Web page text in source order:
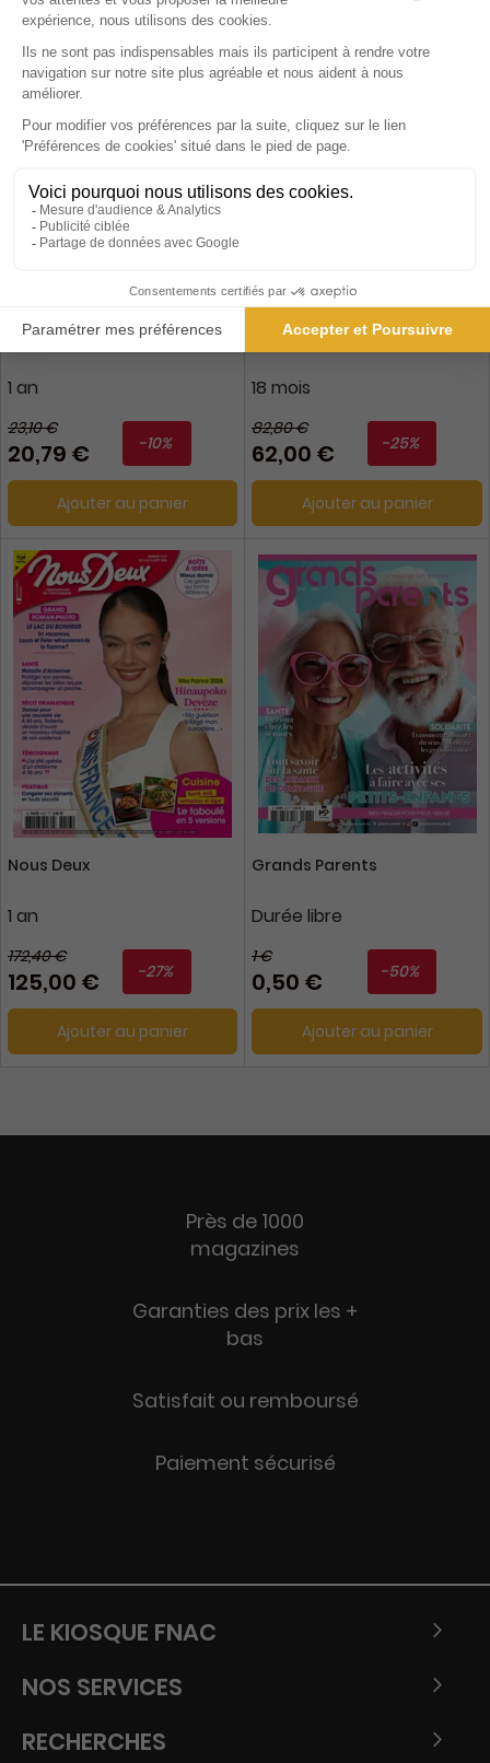
Plenior
1 an
23,10 €
20,79 € -10%
Ajouter au panier
Pleine Vie
18 mois
82,80 €
62,00 € -25%
Ajouter au panier
Nous Deux
1 an
172,40 €
125,00 € -27%
Ajouter au panier
Grands Parents
Durée libre
1 €
0,50 € -50%
Ajouter au panier
Près de 1000
magazines
Garanties des prix les +
bas
Satisfait ou remboursé
Paiement sécurisé
LE KIOSQUE FNAC
NOS SERVICES
RECHERCHES